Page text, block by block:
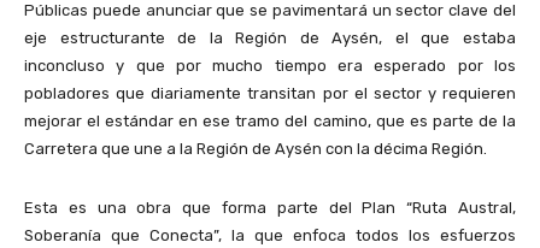
Públicas puede anunciar que se pavimentará un sector clave del
eje estructurante de la Región de Aysén, el que estaba
inconcluso y que por mucho tiempo era esperado por los
pobladores que diariamente transitan por el sector y requieren
mejorar el estándar en ese tramo del camino, que es parte de la
Carretera que une a la Región de Aysén con la décima Región.
Esta es una obra que forma parte del Plan “Ruta Austral,
Soberanía que Conecta”, la que enfoca todos los esfuerzos